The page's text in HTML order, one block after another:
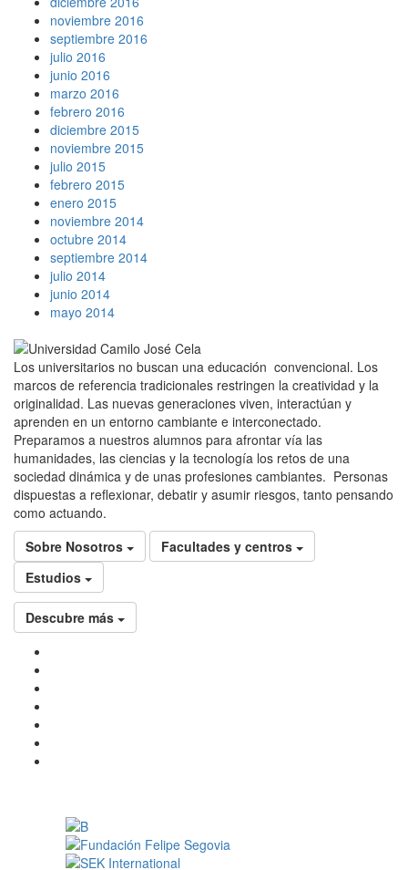
noviembre 2016
septiembre 2016
julio 2016
junio 2016
marzo 2016
febrero 2016
diciembre 2015
noviembre 2015
julio 2015
febrero 2015
enero 2015
noviembre 2014
octubre 2014
septiembre 2014
julio 2014
junio 2014
mayo 2014
Los universitarios no buscan una educación convencional. Los
marcos de referencia tradicionales restringen la creatividad y la
originalidad. Las nuevas generaciones viven, interactúan y
aprenden en un entorno cambiante e interconectado.
Preparamos a nuestros alumnos para afrontar vía las
humanidades, las ciencias y la tecnología los retos de una
sociedad dinámica y de unas profesiones cambiantes. Personas
dispuestas a reflexionar, debatir y asumir riesgos, tanto pensando
como actuando.
Sobre Nosotros
Facultades y centros
Estudios
Descubre más